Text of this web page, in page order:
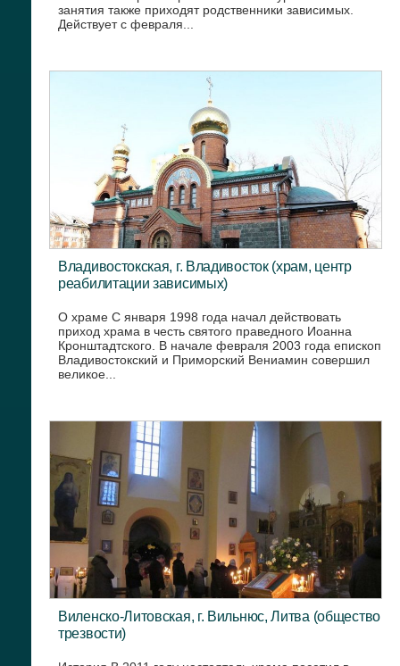
занятия также приходят родственники зависимых.
Действует с февраля...
Владивостокская, г. Владивосток (храм, центр
реабилитации зависимых)
О храме С января 1998 года начал действовать
приход храма в честь святого праведного Иоанна
Кронштадтского. В начале февраля 2003 года епископ
Владивостокский и Приморский Вениамин совершил
великое...
Виленско-Литовская, г. Вильнюс, Литва (общество
трезвости)